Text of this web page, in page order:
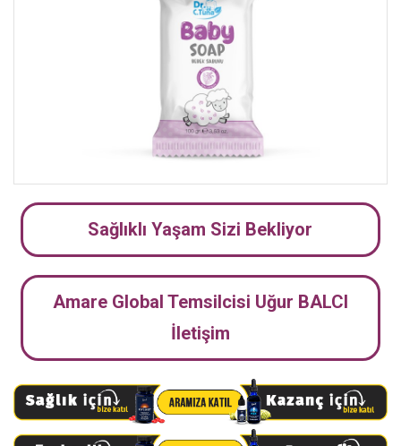
Sağlıklı Yaşam Sizi Bekliyor
Amare Global Temsilcisi Uğur BALCI
İletişim